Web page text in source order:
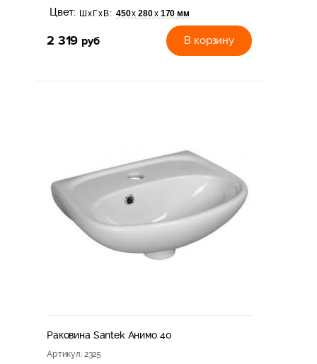
Цвет: ШхГхВ: 450х 280х 170 мм
2 319 руб В корзину
Раковина Santek Анимо 40
Артикул: 2325